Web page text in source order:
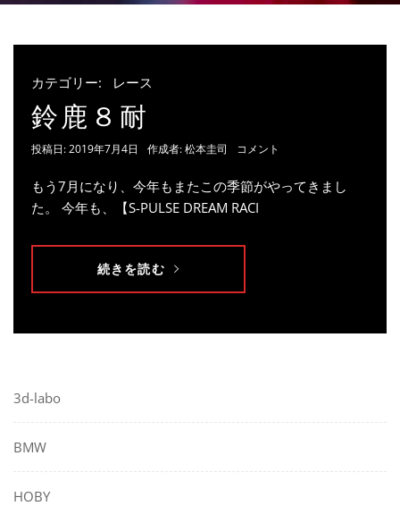
カテゴリー: レース
鈴鹿８耐
投稿日:2019年7月4日 作成者:松本圭司 コメント
もう7月になり、今年もまたこの季節がやってきまし
た。 今年も、【S-PULSE DREAM RACI
続きを読む
3d-labo
BMW
HOBY